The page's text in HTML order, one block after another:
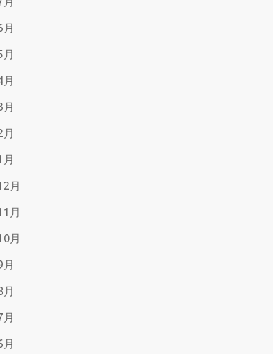
月
月
月